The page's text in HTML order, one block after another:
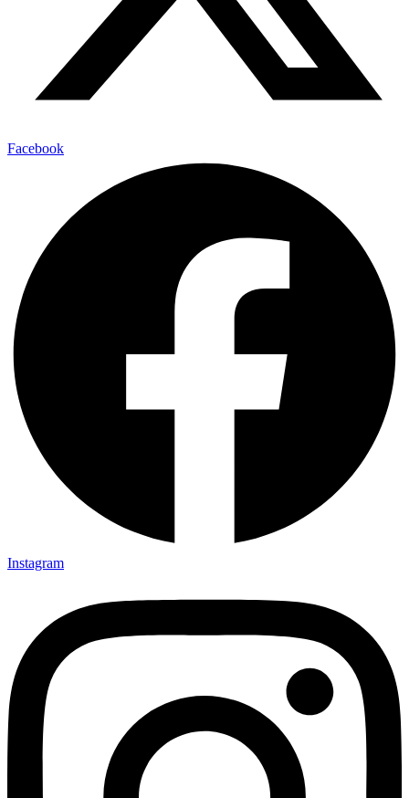
Facebook
Instagram